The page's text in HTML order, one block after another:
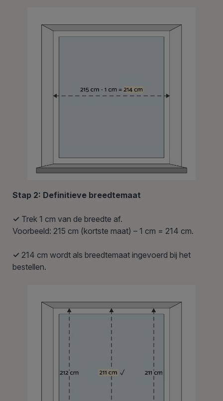
Stap 2: Definitieve breedtemaat
✓ Trek 1 cm van de breedte af.
Voorbeeld: 215 cm (kortste maat) – 1 cm = 214 cm.
✓ 214 cm wordt als breedtemaat ingevoerd bij het
bestellen.